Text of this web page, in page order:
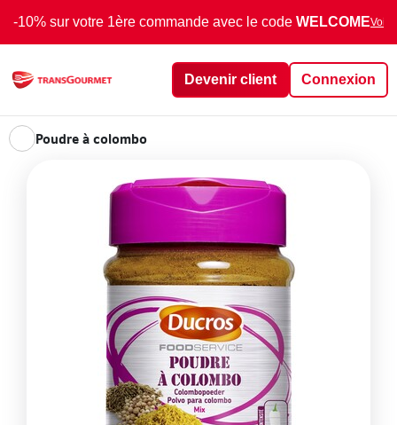
-10% sur votre 1ère commande avec le code WELCOMEVoir
Devenir client Connexion
Poudre à colombo